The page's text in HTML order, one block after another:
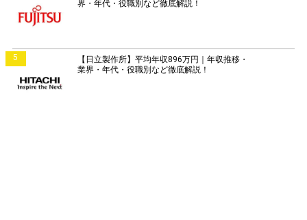
界・年代・役職別など徹底解説！
5
【日立製作所】平均年収896万円｜年収推移・
業界・年代・役職別など徹底解説！